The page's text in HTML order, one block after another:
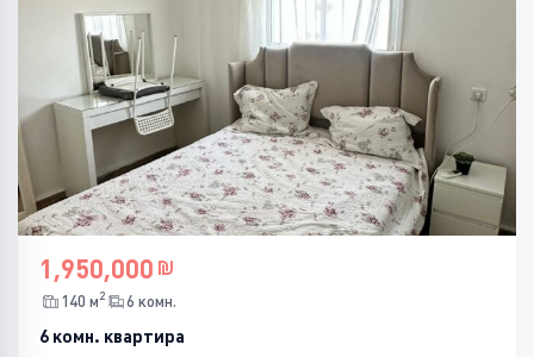
1,950,000
140 м2 6 комн.
6 комн. квартира